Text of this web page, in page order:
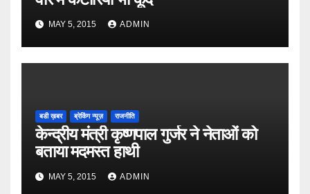
MAY 5, 2015 ADMIN
बडी ख़बर ब्रेकिंग न्यूज़ राजनीति
केन्द्रीय मंत्री कृष्णपाल गुर्जर ने नेताओं को
बताया मदमस्त हाथी
MAY 5, 2015 ADMIN